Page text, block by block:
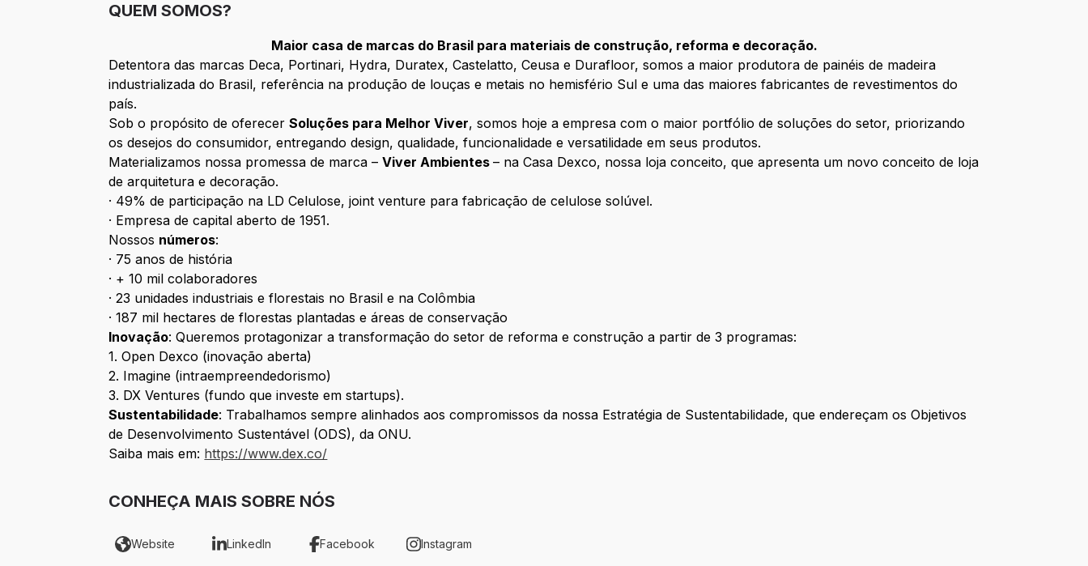
QUEM SOMOS?
Maior casa de marcas do Brasil para materiais de construção, reforma e decoração.
Detentora das marcas Deca, Portinari, Hydra, Duratex, Castelatto, Ceusa e Durafloor, somos a maior produtora de painéis de madeira
industrializada do Brasil, referência na produção de louças e metais no hemisfério Sul e uma das maiores fabricantes de revestimentos do
país.
Sob o propósito de oferecerSoluções para Melhor Viver, somos hoje a empresa com o maior portfólio de soluções do setor, priorizando
os desejos do consumidor, entregando design, qualidade, funcionalidade e versatilidade em seus produtos.
Materializamos nossa promessa de marca –Viver Ambientes– na Casa Dexco, nossa loja conceito, que apresenta um novo conceito de loja
de arquitetura e decoração.
· 49% de participação na LD Celulose, joint venture para fabricação de celulose solúvel.
· Empresa de capital aberto de 1951.
Nossos números:
· 75 anos de história
· + 10 mil colaboradores
· 23 unidades industriais e florestais no Brasil e na Colômbia
· 187 mil hectares de florestas plantadas e áreas de conservação
Inovação: Queremos protagonizar a transformação do setor de reforma e construção a partir de 3 programas:
1. Open Dexco (inovação aberta)
2. Imagine (intraempreendedorismo)
3. DX Ventures (fundo que investe em startups).
Sustentabilidade: Trabalhamos sempre alinhados aos compromissos da nossa Estratégia de Sustentabilidade, que endereçam os Objetivos
de Desenvolvimento Sustentável (ODS), da ONU.
Saiba mais em: https://www.dex.co/
CONHEÇA MAIS SOBRE NÓS
Website LinkedIn Facebook Instagram